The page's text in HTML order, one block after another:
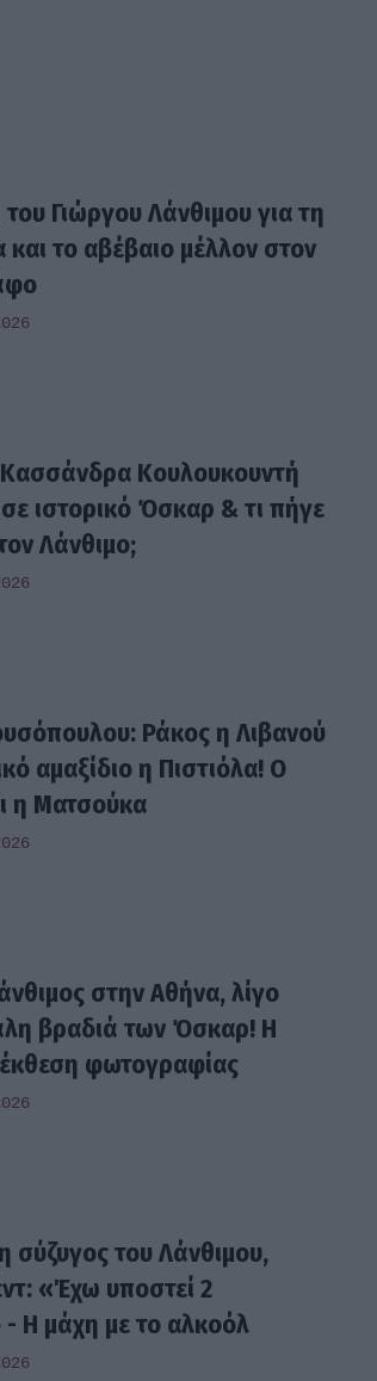
Γιώργου Λάνθιμου για τη
το αβέβαιο μέλλον στον
Κασσάνδρα Κουλουκουντή
ιστορικό Όσκαρ & τι πήγε
Λάνθιμο;
Ράκος η Λιβανού
αμαξίδιο η Πιστιόλα! Ο
η Ματσούκα
στην Αθήνα, λίγο
βραδιά των Όσκαρ! Η
φωτογραφίας
σύζυγος του Λάνθιμου,
«Έχω υποστεί 2
- Η μάχη με το αλκοόλ